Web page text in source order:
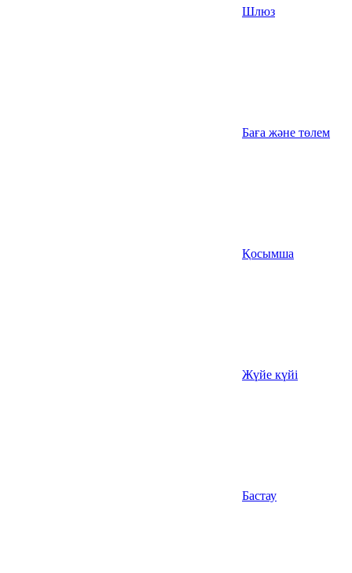
Шлюз
Баға және төлем
Қосымша
Жүйе күйі
Бастау